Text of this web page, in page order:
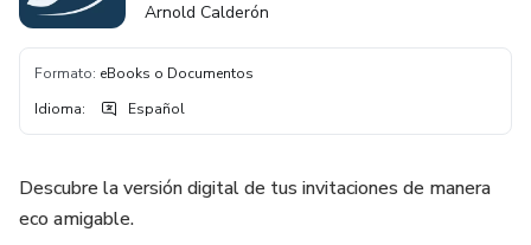
Arnold Calderón
Formato: eBooks o Documentos
Idioma: Español
Descubre la versión digital de tus invitaciones de manera
eco amigable.